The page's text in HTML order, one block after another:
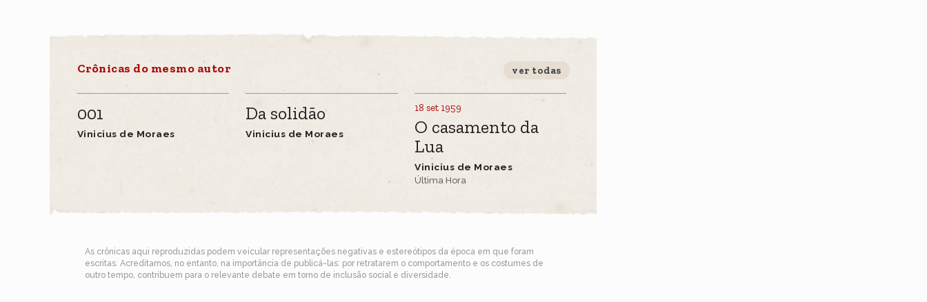
Crônicas do mesmo autor ver todas
001
Vinicius de Moraes
Da solidão
Vinicius de Moraes
18 set 1959
O casamento da
Lua
Vinicius de Moraes
Última Hora
As crônicas aqui reproduzidas podem veicular representações negativas e estereótipos da época em que foram
escritas. Acreditamos, no entanto, na importância de publicá-las: por retratarem o comportamento e os costumes de
outro tempo, contribuem para o relevante debate em torno de inclusão social e diversidade.